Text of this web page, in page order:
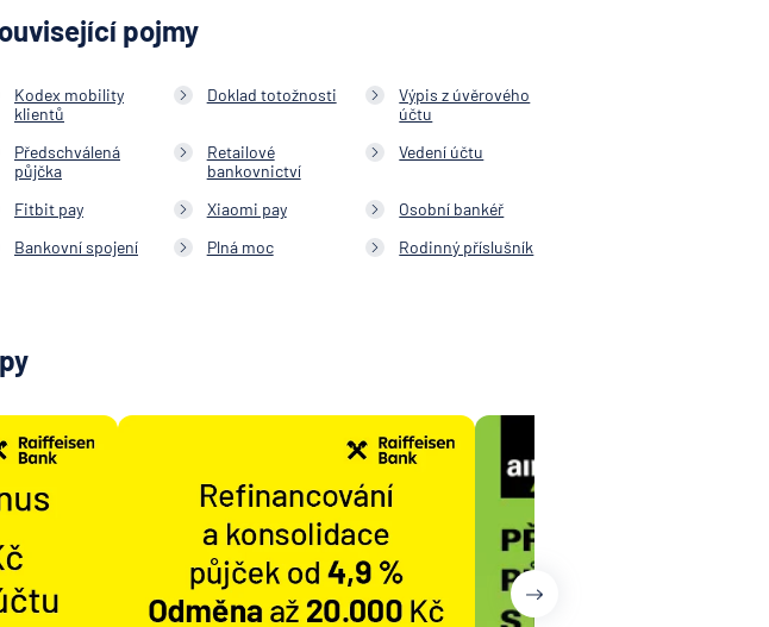
pojmy
Kodex mobility
klientů
Doklad totožnosti
Výpis z úvěrového
účtu
Předschválená
půjčka
Retailové
bankovnictví
Vedení účtu
Fitbit pay Xiaomi pay
Osobní bankéř
Bankovní spojení
Plná moc Rodinný příslušník